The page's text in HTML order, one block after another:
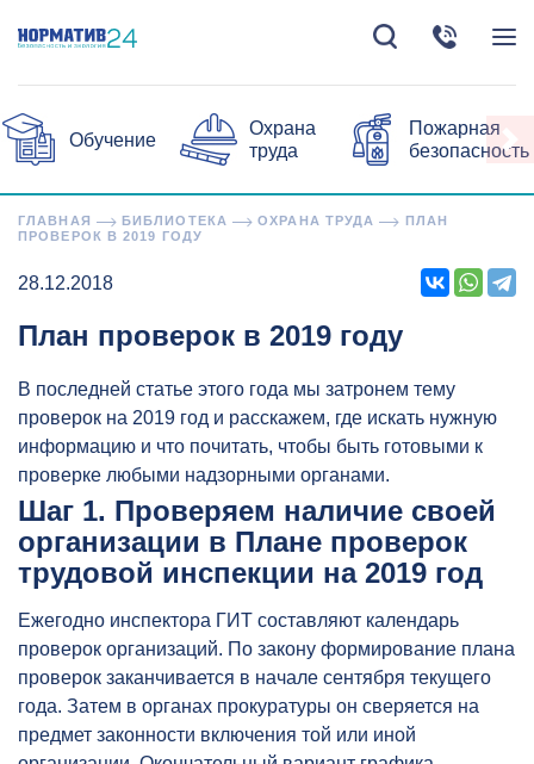
Обучение
Охрана
труда
Пожарная
безопасность
ГЛАВНАЯ БИБЛИОТЕКА ОХРАНА ТРУДА
ПЛАН
ПРОВЕРОК В 2019 ГОДУ
28.12.2018
План проверок в 2019 году
В последней статье этого года мы затронем тему
проверок на 2019 год и расскажем, где искать нужную
информацию и что почитать, чтобы быть готовыми к
проверке любыми надзорными органами.
Шаг 1. Проверяем наличие своей
организации в Плане проверок
трудовой инспекции на 2019 год
Ежегодно инспектора ГИТ составляют календарь
проверок организаций. По закону формирование плана
проверок заканчивается в начале сентября текущего
года. Затем в органах прокуратуры он сверяется на
предмет законности включения той или иной